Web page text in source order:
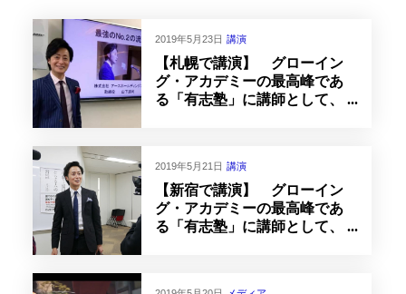
2019年5月23日 講演
【札幌で講演】 グローイン
グ・アカデミーの最高峰であ
る「有志塾」に講師として、
2019年5月21日 講演
【新宿で講演】 グローイン
グ・アカデミーの最高峰であ
る「有志塾」に講師として、